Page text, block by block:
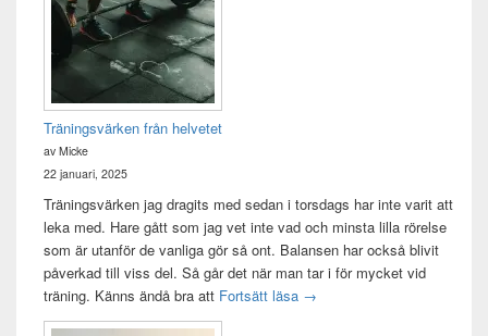
Träningsvärken från helvetet
av Micke
22 januari, 2025
Träningsvärken jag dragits med sedan i torsdags har inte varit att
leka med. Hare gått som jag vet inte vad och minsta lilla rörelse
som är utanför de vanliga gör så ont. Balansen har också blivit
påverkad till viss del. Så går det när man tar i för mycket vid
träning. Känns ändå bra att Fortsätt läsa Träningsvärken från helvetet
→